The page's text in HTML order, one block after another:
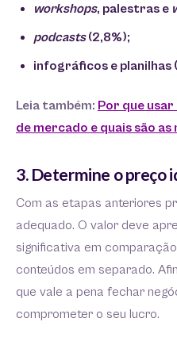
workshops, palestras e
podcasts(2,8%);
infográficos e planilhas
Leia também: Por que
de mercado e quais são as
3. Determine o preço
Com as etapas anteriores
adequado. O valor deve
significativa em
conteúdos em separado.
que vale a pena fechar
comprometer o seu lucro.